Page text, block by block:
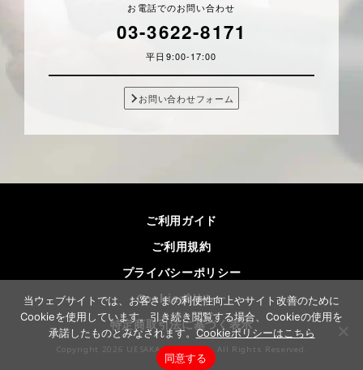
お電話でのお問い合わせ
03-3622-8171
平日9:00-17:00
お問い合わせフォーム
ご利用ガイド
ご利用規約
プライバシーポリシー
Cookieポリシー
特定商取引法に基づく表示
Copyright 2026 UESAKA T.E Co,.LTD. All Rights Reserved.
当ウェブサイトでは、お客さまの利便性向上やサイト改善のために
Cookieを使用しています。引き続き閲覧する場合、Cookieの使用を
承諾したものとみなされます。Cookieポリシーはこちら
同意する